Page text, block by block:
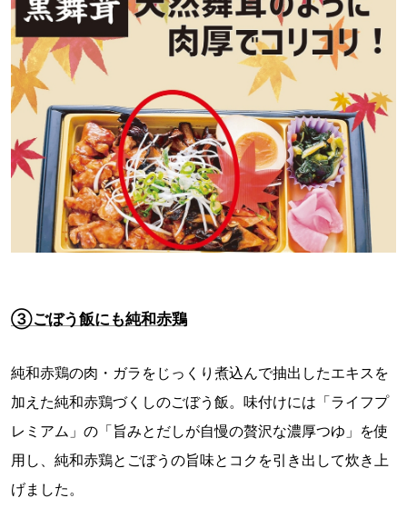
③ごぼう飯にも純和赤鶏
純和赤鶏の肉・ガラをじっくり煮込んで抽出したエキスを
加えた純和赤鶏づくしのごぼう飯。味付けには「ライフプ
レミアム」の「旨みとだしが自慢の贅沢な濃厚つゆ」を使
用し、純和赤鶏とごぼうの旨味とコクを引き出して炊き上
げました。